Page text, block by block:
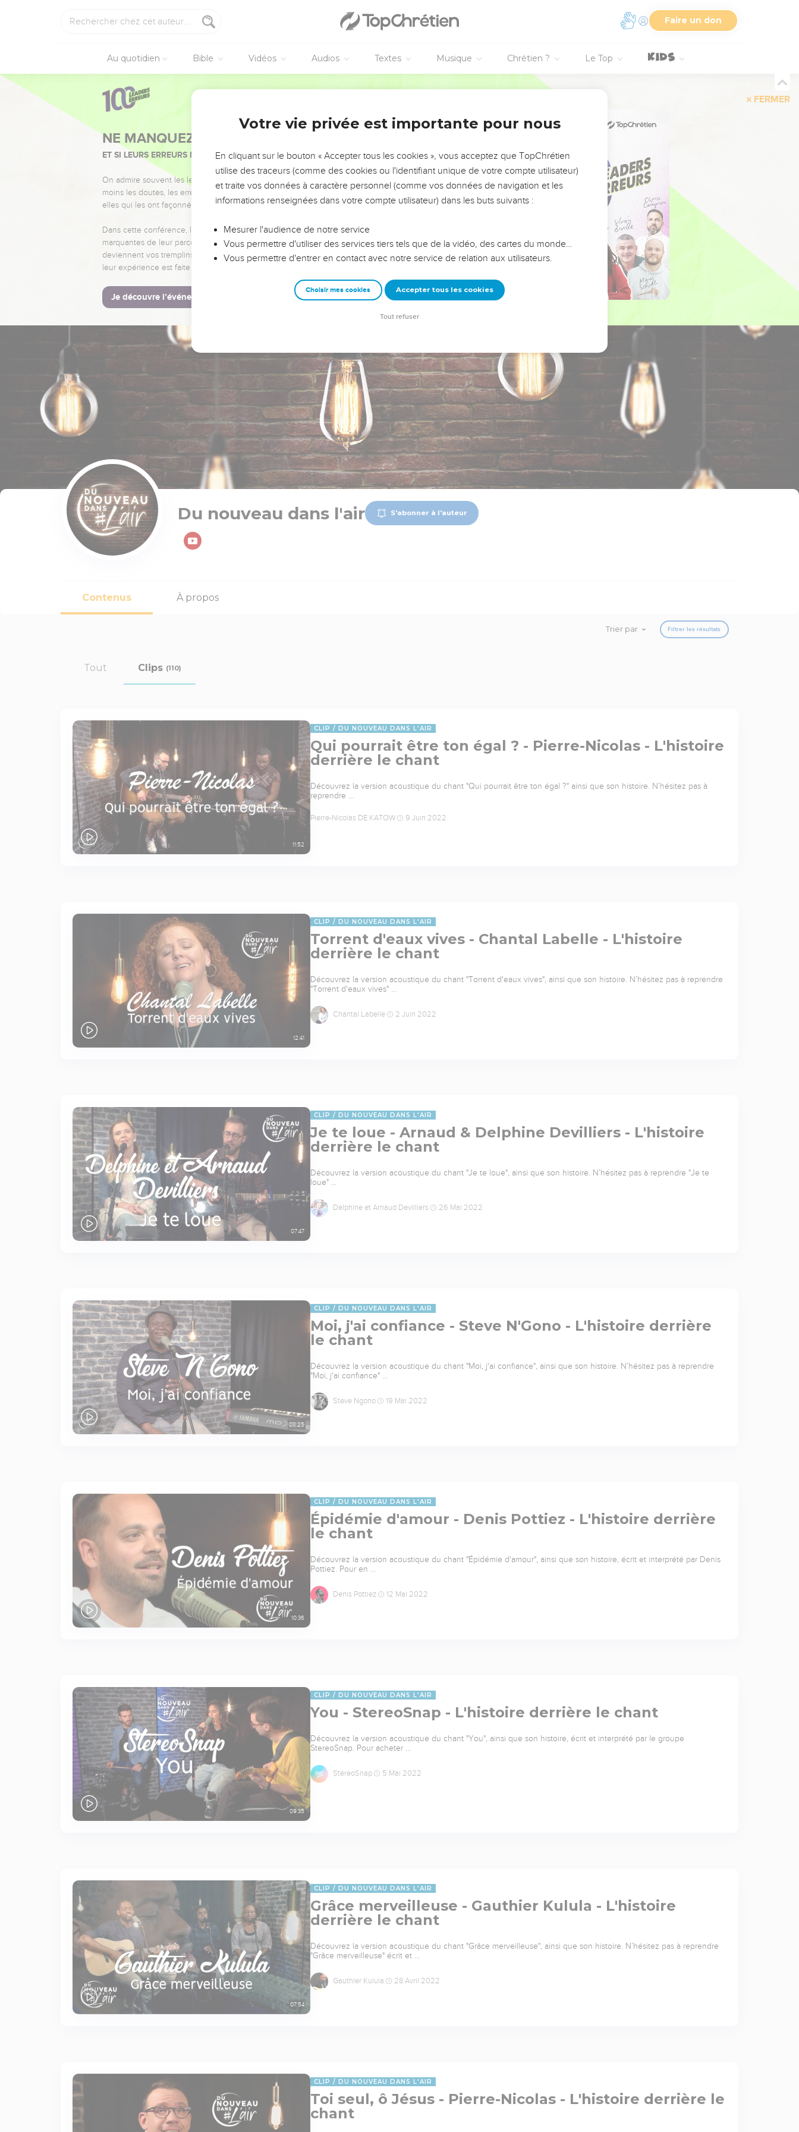
Faire un don
Au quotidien Bible Vidéos Audios Textes Musique Chrétien ? Le Top
FERMER
NE MANQUEZ PAS L’ÉVÉNEMENT DE L’ANNÉE !
ET SI LEURS ERREURS POUVAIENT VOUS ÉVITER LES VOTRES ?
On admire souvent les leaders pour leurs réussites, leur impact, leur foi ou leur vision. Mais on voit
moins les doutes, les erreurs et les saisons difficiles qu'ils ont traversés, alors même que ce sont
elles qui les ont façonnés.
Dans cette conférence, leaders, entrepreneurs, et responsables reviennent sur les erreurs
marquantes de leur parcours et les clés pour avancer avec plus de sagesse afin que leurs erreurs
deviennent vos tremplins. Que vous guidiez un ministère, une équipe, un groupe ou une famille,
leur expérience est faite pour vous.
Je découvre l’événement
Du nouveau dans l'air S'abonner à l'auteur
Contenus À propos
Trier par Filtrer les résultats
Tout Clips (110)
11:52
CLIP DU NOUVEAU DANS L'AIR
Qui pourrait être ton égal ? - Pierre-Nicolas - L'histoire
derrière le chant
Découvrez la version acoustique du chant "Qui pourrait être ton égal ?" ainsi que son histoire. N’hésitez pas à
reprendre …
Pierre-Nicolas DE KATOW 9 Juin 2022
12:41
CLIP DU NOUVEAU DANS L'AIR
Torrent d'eaux vives - Chantal Labelle - L'histoire
derrière le chant
Découvrez la version acoustique du chant "Torrent d'eaux vives", ainsi que son histoire. N’hésitez pas à reprendre
"Torrent d'eaux vives" …
Chantal Labelle 2 Juin 2022
07:47
CLIP DU NOUVEAU DANS L'AIR
Je te loue - Arnaud & Delphine Devilliers - L'histoire
derrière le chant
Découvrez la version acoustique du chant "Je te loue", ainsi que son histoire. N’hésitez pas à reprendre "Je te
loue" …
Delphine et Arnaud Devilliers 26 Mai 2022
08:25
CLIP DU NOUVEAU DANS L'AIR
Moi, j'ai confiance - Steve N'Gono - L'histoire derrière
le chant
Découvrez la version acoustique du chant "Moi, j'ai confiance", ainsi que son histoire. N’hésitez pas à reprendre
"Moi, j'ai confiance" …
Steve Ngono 19 Mai 2022
10:36
CLIP DU NOUVEAU DANS L'AIR
Épidémie d'amour - Denis Pottiez - L'histoire derrière
le chant
Découvrez la version acoustique du chant "Épidémie d'amour", ainsi que son histoire, écrit et interprété par Denis
Pottiez. Pour en …
Denis Pottiez 12 Mai 2022
09:35
CLIP DU NOUVEAU DANS L'AIR
You - StereoSnap - L'histoire derrière le chant
Découvrez la version acoustique du chant "You", ainsi que son histoire, écrit et interprété par le groupe
StereoSnap. Pour acheter …
StereoSnap 5 Mai 2022
07:54
CLIP DU NOUVEAU DANS L'AIR
Grâce merveilleuse - Gauthier Kulula - L'histoire
derrière le chant
Découvrez la version acoustique du chant "Grâce merveilleuse", ainsi que son histoire. N’hésitez pas à reprendre
"Grâce merveilleuse" écrit et …
Gauthier Kulula 28 Avril 2022
CLIP DU NOUVEAU DANS L'AIR
Toi seul, ô Jésus - Pierre-Nicolas - L'histoire derrière le
chant
Votre vie privée est importante pour nous
En cliquant sur le bouton « Accepter tous les cookies », vous acceptez que TopChrétien
utilise des traceurs (comme des cookies ou l'identifiant unique de votre compte utilisateur)
et traite vos données à caractère personnel (comme vos données de navigation et les
informations renseignées dans votre compte utilisateur) dans les buts suivants :
Mesurer l'audience de notre service
Vous permettre d'utiliser des services tiers tels que de la vidéo, des cartes du monde…
Vous permettre d'entrer en contact avec notre service de relation aux utilisateurs.
Choisir mes cookies Accepter tous les cookies
Tout refuser